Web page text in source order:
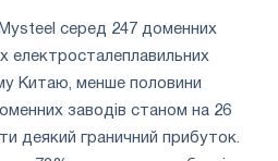
серед 247 доменних
електросталеплавильних
Китаю, менше половини
заводів станом на 26
деякий граничний прибуток.